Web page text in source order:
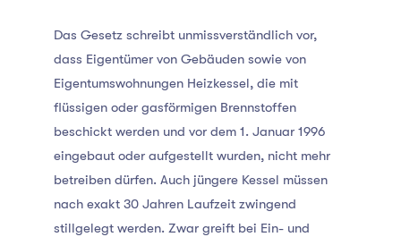
Das Gesetz schreibt unmissverständlich vor,
dass Eigentümer von Gebäuden sowie von
Eigentumswohnungen Heizkessel, die mit
flüssigen oder gasförmigen Brennstoffen
beschickt werden und vor dem 1. Januar 1996
eingebaut oder aufgestellt wurden, nicht mehr
betreiben dürfen. Auch jüngere Kessel müssen
nach exakt 30 Jahren Laufzeit zwingend
stillgelegt werden. Zwar greift bei Ein- und